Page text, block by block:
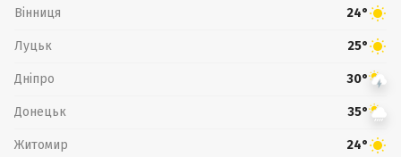
Вінниця 24°
Луцьк 25°
Дніпро 30°
Донецьк 35°
Житомир 24°